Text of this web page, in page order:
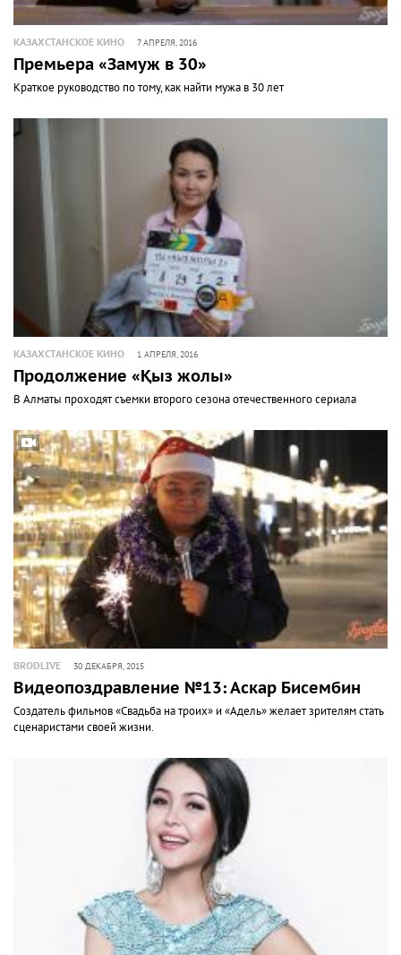
КАЗАХСТАНСКОЕ КИНО 7 АПРЕЛЯ, 2016
Премьера «Замуж в 30»
Краткое руководство по тому, как найти мужа в 30 лет
КАЗАХСТАНСКОЕ КИНО 1 АПРЕЛЯ, 2016
Продолжение «Қыз жолы»
В Алматы проходят съемки второго сезона отечественного сериала
BRODLIVE 30 ДЕКАБРЯ, 2015
Видеопоздравление №13: Аскар Бисембин
Создатель фильмов «Свадьба на троих» и «Адель» желает зрителям стать
сценаристами своей жизни.